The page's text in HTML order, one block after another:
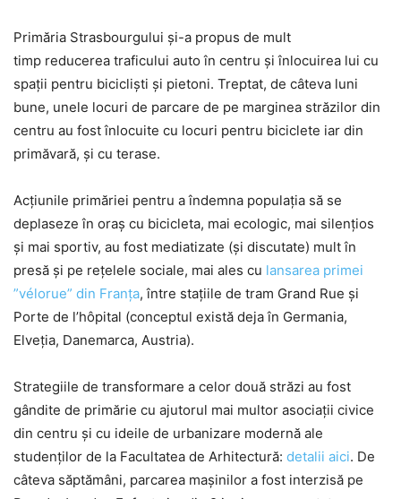
Primăria Strasbourgului și-a propus de mult
timp reducerea traficului auto în centru și înlocuirea lui cu
spații pentru bicicliști și pietoni. Treptat, de câteva luni
bune, unele locuri de parcare de pe marginea străzilor din
centru au fost înlocuite cu locuri pentru biciclete iar din
primăvară, și cu terase.
Acțiunile primăriei pentru a îndemna populația să se
deplaseze în oraș cu bicicleta, mai ecologic, mai silențios
și mai sportiv, au fost mediatizate (și discutate) mult în
presă și pe rețelele sociale, mai ales cu lansarea primei
”vélorue” din Franța, între stațiile de tram Grand Rue și
Porte de l’hôpital (conceptul există deja în Germania,
Elveția, Danemarca, Austria).
Strategiile de transformare a celor două străzi au fost
gândite de primărie cu ajutorul mai multor asociații civice
din centru și cu ideile de urbanizare modernă ale
studenților de la Facultatea de Arhitectură: detalii aici. De
câteva săptămâni, parcarea mașinilor a fost interzisă pe